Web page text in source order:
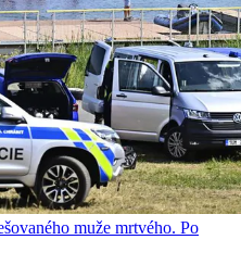
muže mrtvého. Po